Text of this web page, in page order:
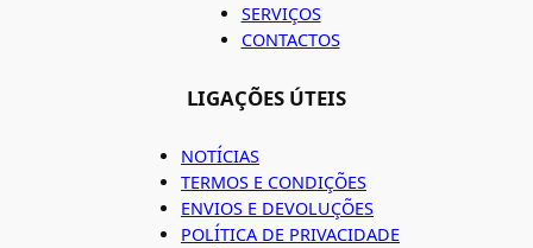
SERVIÇOS
CONTACTOS
LIGAÇÕES ÚTEIS
NOTÍCIAS
TERMOS E CONDIÇÕES
ENVIOS E DEVOLUÇÕES
POLÍTICA DE PRIVACIDADE